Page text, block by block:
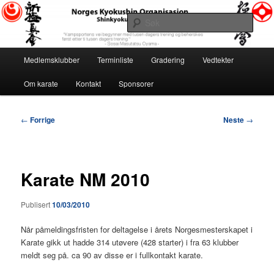
Gå
direkte
hovedinnholdet
Norges Kyokushin Organisasjon
«Kampsportens vei begynner med tusen dagers trening og beherskes først
etter ti tusen dagers trening.» ~ Sosai Masutatsu Oyama ~
Søk
Medlemsklubber Terminliste Gradering Vedtekter
Om karate Kontakt Sponsorer
Innleggsnavigasjon
← Forrige Neste →
Karate NM 2010
Publisert10/03/2010
Når påmeldingsfristen for deltagelse i årets Norgesmesterskapet i
Karate gikk ut hadde 314 utøvere (428 starter) i fra 63 klubber
meldt seg på. ca 90 av disse er i fullkontakt karate.